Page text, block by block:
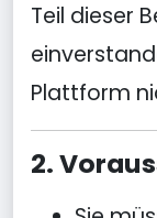
Teil dieser
Plattform
2.